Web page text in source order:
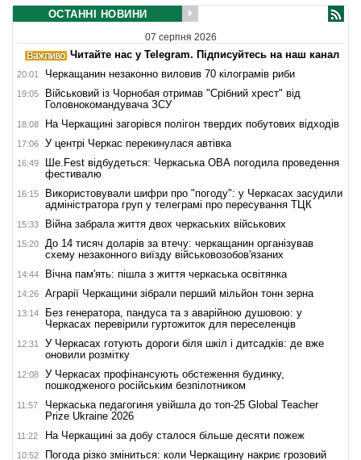
ОСТАННІ НОВИНИ
07 серпня 2026
Читайте нас у Telegram. Підписуйтесь на наш канал
20:01 Черкащанин незаконно виловив 70 кілограмів риби
19:05
Військовий із Чорнобая отримав "Срібний хрест" від
Головнокомандувача ЗСУ
18:08 На Черкащині загорівся полігон твердих побутових відходів
17:06 У центрі Черкас перекинулася автівка
16:49
Ше.Fest відбудеться: Черкаська ОВА погодила проведення
фестивалю
16:15
Використовували шифри про "погоду": у Черкасах засудили
адміністратора груп у телеграмі про пересування ТЦК
15:33 Війна забрала життя двох черкаських військових
15:20
До 14 тисяч доларів за втечу: черкащанин організував
схему незаконного виїзду військовозобов'язаних
14:44 Вічна пам'ять: пішла з життя черкаська освітянка
14:26 Аграрії Черкащини зібрали перший мільйон тонн зерна
13:14
Без генератора, пандуса та з аварійною душовою: у
Черкасах перевірили гуртожиток для переселенців
12:31
У Черкасах готують дороги біля шкіл і дитсадків: де вже
оновили розмітку
12:08
У Черкасах профінансують обстеження будинку,
пошкодженого російським безпілотником
11:57
Черкаська педагогиня увійшла до топ-25 Global Teacher
Prize Ukraine 2026
11:22 На Черкащині за добу сталося більше десяти пожеж
10:52 Погода різко зміниться: коли Черкащину накриє грозовий